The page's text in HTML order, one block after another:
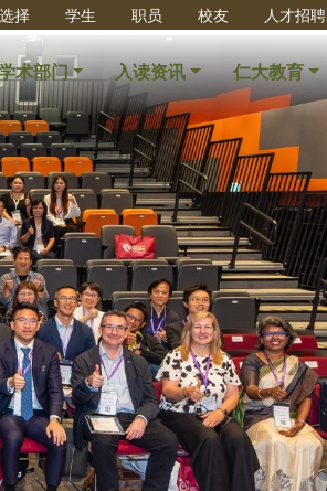
择 学生 职员 校友 人才招聘
术部门 入读资讯 仁大教育